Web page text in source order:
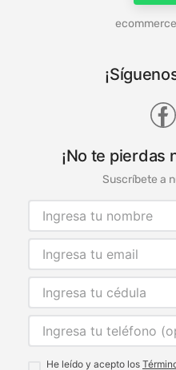
¡No te pierdas
Suscríbete a
He leído y acepto los